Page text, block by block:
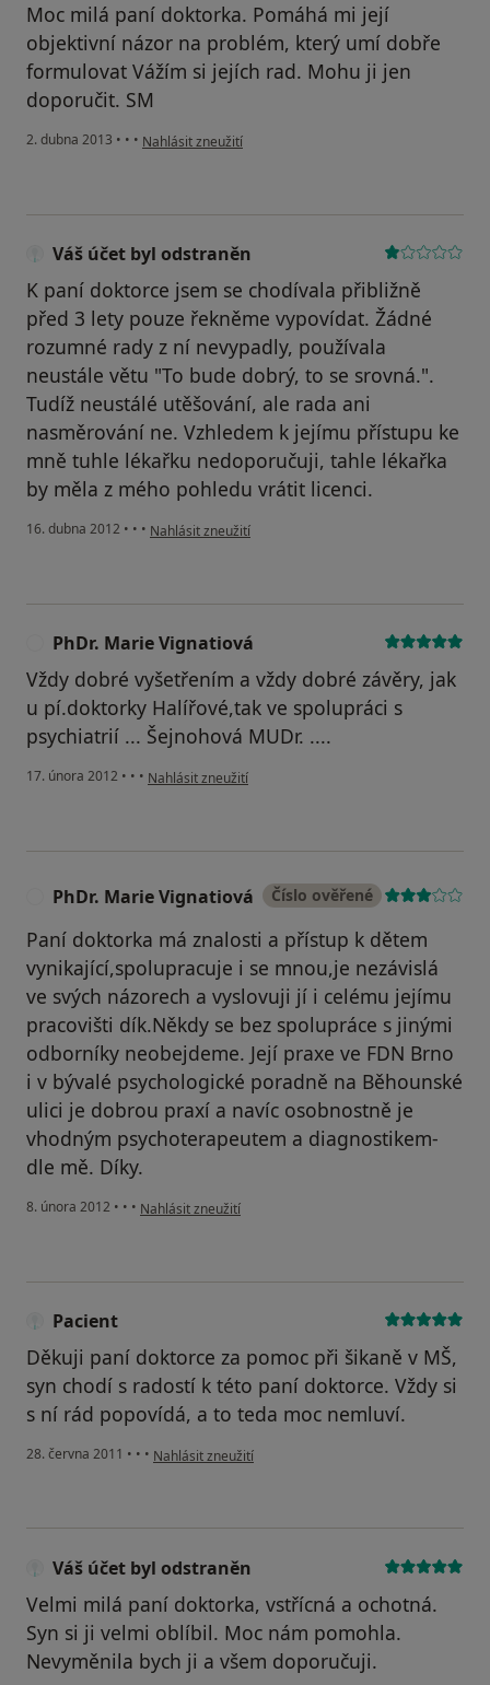
Moc milá paní doktorka. Pomáhá mi její
objektivní názor na problém, který umí dobře
formulovat Vážím si jejích rad. Mohu ji jen
doporučit. SM
2. dubna 2013 • • • podle názoru uživatele Váš účet byl odstraněn
Nahlásit zneužití
Váš účet byl odstraněn
K paní doktorce jsem se chodívala přibližně
před 3 lety pouze řekněme vypovídat. Žádné
rozumné rady z ní nevypadly, používala
neustále větu "To bude dobrý, to se srovná.".
Tudíž neustálé utěšování, ale rada ani
nasměrování ne. Vzhledem k jejímu přístupu ke
mně tuhle lékařku nedoporučuji, tahle lékařka
by měla z mého pohledu vrátit licenci.
16. dubna 2012 • • • podle názoru uživatele Váš účet byl odstraněn
Nahlásit zneužití
PhDr. Marie Vignatiová
Vždy dobré vyšetřením a vždy dobré závěry, jak
u pí.doktorky Halířové,tak ve spolupráci s
psychiatrií ... Šejnohová MUDr. ....
17. února 2012 • • • podle názoru uživatele PhDr. Marie Vignatiová
Nahlásit zneužití
PhDr. Marie Vignatiová Číslo ověřené
Paní doktorka má znalosti a přístup k dětem
vynikající,spolupracuje i se mnou,je nezávislá
ve svých názorech a vyslovuji jí i celému jejímu
pracovišti dík.Někdy se bez spolupráce s jinými
odborníky neobejdeme. Její praxe ve FDN Brno
i v bývalé psychologické poradně na Běhounské
ulici je dobrou praxí a navíc osobnostně je
vhodným psychoterapeutem a diagnostikem-
dle mě. Díky.
8. února 2012 • • • podle názoru uživatele PhDr. Marie Vignatiová
Nahlásit zneužití
Pacient
Děkuji paní doktorce za pomoc při šikaně v MŠ,
syn chodí s radostí k této paní doktorce. Vždy si
s ní rád popovídá, a to teda moc nemluví.
28. června 2011 • • • podle názoru uživatele Pacient
Nahlásit zneužití
Váš účet byl odstraněn
Velmi milá paní doktorka, vstřícná a ochotná.
Syn si ji velmi oblíbil. Moc nám pomohla.
Nevyměnila bych ji a všem doporučuji.